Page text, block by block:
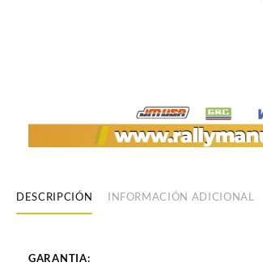
DESCRIPCIÓN INFORMACIÓN ADICIONAL
GARANTIA: